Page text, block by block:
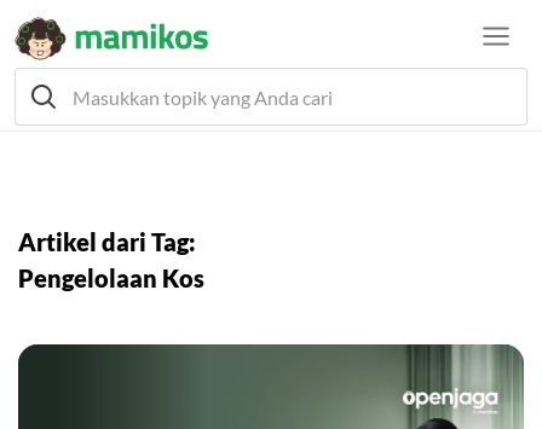
Artikel dari Tag:
Pengelolaan Kos